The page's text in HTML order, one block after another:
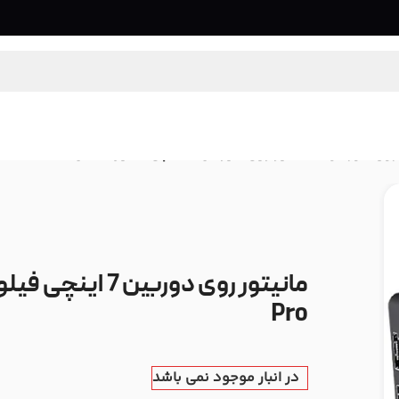
Pro
در انبار موجود نمی باشد